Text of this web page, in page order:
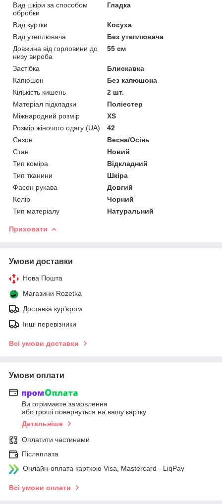
Вид шкіри за способом
обробки
Гладка
Вид куртки
Косуха
Вид утеплювача
Без утеплювача
Довжина від горловини до
низу вироба
55 см
Застібка
Блискавка
Капюшон
Без капюшона
Кількість кишень
2 шт.
Матеріал підкладки
Поліестер
Міжнародний розмір
XS
Розмір жіночого одягу (UA)
42
Сезон
Весна/Осінь
Стан
Новий
Тип коміра
Відкладний
Тип тканини
Шкіра
Фасон рукава
Довгий
Колір
Чорний
Тип матеріалу
Натуральний
Приховати
Умови доставки
Нова Пошта
Магазини Rozetka
Доставка кур'єром
Інші перевізники
Всі умови доставки
Умови оплати
Ви отримаєте замовлення
або гроші повернуться на вашу картку
Детальніше
Оплатити частинами
Післяплата
Онлайн-оплата карткою Visa, Mastercard - LiqPay
Всі умови оплати